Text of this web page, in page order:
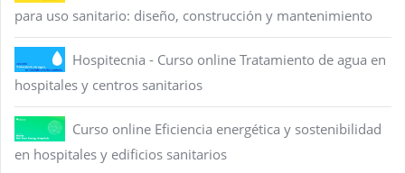
para uso sanitario: diseño, construcción y mantenimiento
Hospitecnia - Curso online Tratamiento de agua en
hospitales y centros sanitarios
Curso online Eficiencia energética y sostenibilidad
en hospitales y edificios sanitarios